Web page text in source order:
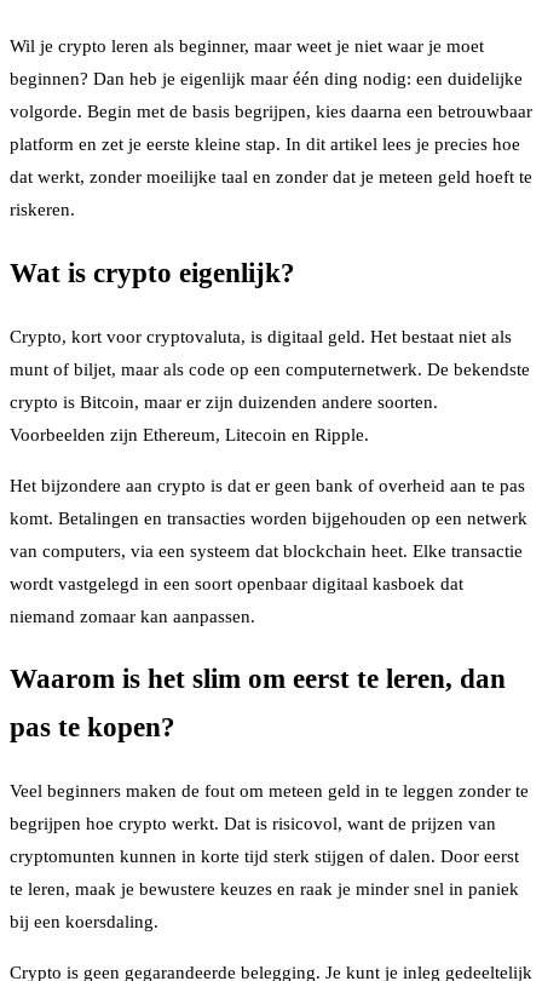
Wil je crypto leren als beginner, maar weet je niet waar je moet
beginnen? Dan heb je eigenlijk maar één ding nodig: een duidelijke
volgorde. Begin met de basis begrijpen, kies daarna een betrouwbaar
platform en zet je eerste kleine stap. In dit artikel lees je precies hoe
dat werkt, zonder moeilijke taal en zonder dat je meteen geld hoeft te
riskeren.
Wat is crypto eigenlijk?
Crypto, kort voor cryptovaluta, is digitaal geld. Het bestaat niet als
munt of biljet, maar als code op een computernetwerk. De bekendste
crypto is Bitcoin, maar er zijn duizenden andere soorten.
Voorbeelden zijn Ethereum, Litecoin en Ripple.
Het bijzondere aan crypto is dat er geen bank of overheid aan te pas
komt. Betalingen en transacties worden bijgehouden op een netwerk
van computers, via een systeem dat blockchain heet. Elke transactie
wordt vastgelegd in een soort openbaar digitaal kasboek dat
niemand zomaar kan aanpassen.
Waarom is het slim om eerst te leren, dan
pas te kopen?
Veel beginners maken de fout om meteen geld in te leggen zonder te
begrijpen hoe crypto werkt. Dat is risicovol, want de prijzen van
cryptomunten kunnen in korte tijd sterk stijgen of dalen. Door eerst
te leren, maak je bewustere keuzes en raak je minder snel in paniek
bij een koersdaling.
Crypto is geen gegarandeerde belegging. Je kunt je inleg gedeeltelijk